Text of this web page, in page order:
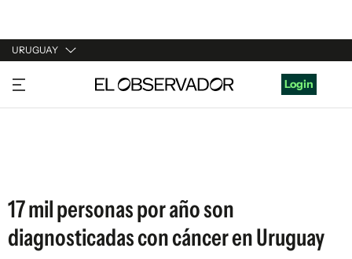
URUGUAY
URUGUAY
ARGENTINA
Login
17 mil personas por año son
diagnosticadas con cáncer en Uruguay